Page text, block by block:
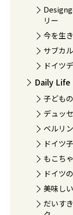
リー
今を生
サブカ
ドイツ
Daily Life
子ども
デュッ
ベルリ
ドイツ
もこち
ドイツ
美味し
だいす